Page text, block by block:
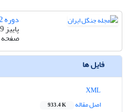
دوره 12، شماره 3
پاییز 1399
صفحه
فایل ها
اصل مقاله
933.4 K